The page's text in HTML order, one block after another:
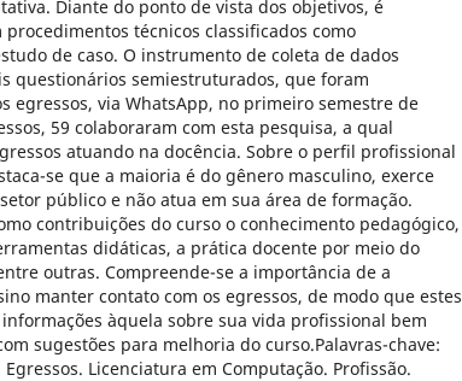
Diante do ponto de vista dos objetivos, é
técnicos classificados como
de caso. O instrumento de coleta de dados
questionários semiestruturados, que foram
egressos, via WhatsApp, no primeiro semestre de
59 colaboraram com esta pesquisa, a qual
atuando na docência. Sobre o perfil profissional
se que a maioria é do gênero masculino, exerce
público e não atua em sua área de formação.
contribuições do curso o conhecimento pedagógico,
didáticas, a prática docente por meio do
outras. Compreende-se a importância de a
manter contato com os egressos, de modo que estes
àquela sobre sua vida profissional bem
sugestões para melhoria do curso.Palavras-chave:
Licenciatura em Computação. Profissão.